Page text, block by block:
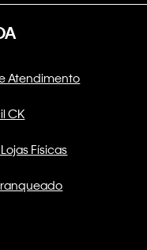
Atendimento
CK
Físicas